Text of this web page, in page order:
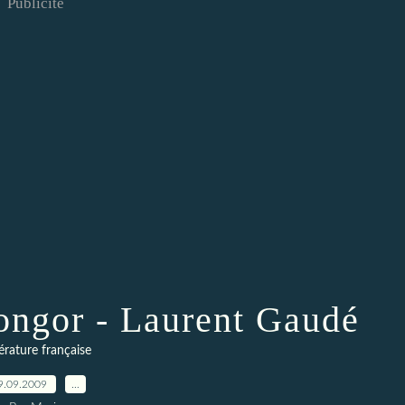
- Laurent Gaudé
française